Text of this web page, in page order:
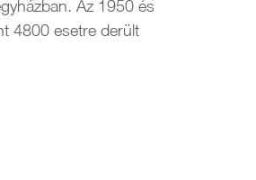
Az 1950 és
4800 esetre derült